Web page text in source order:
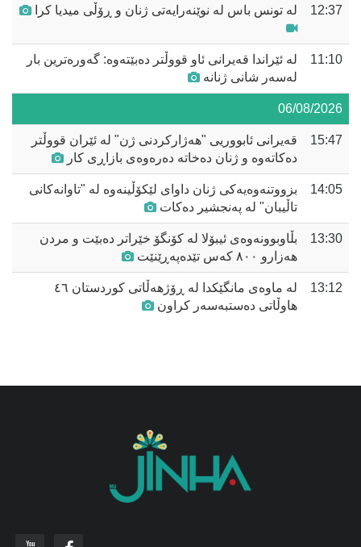
12:37 لە تونس باس لە نوێنەرایەتی ژنان و ڕۆڵی میدیا کرا
11:10
لە ئێراندا قەیرانی ئاو قووڵتر دەبێتەوە: گەورەترین بار
لەسەر شانی ژنانە
06/08/2026
15:47
قەیرانی ئابووریی "هەژارکردنی ژن" لە ئێران قووڵتر
دەکاتەوە و ژنان دەخاتە دەرەوەی بازاڕی کار
14:05
بزووتنەوەیەکی ژنان داوای لێکۆڵینەوە لە "تاوانەکانی
تاڵیبان" لە پەنجشیر دەکات
13:30
بڵاوبوونەوەی ئیبۆلا لە کۆنگۆ خێراتر دەبێت و مردن
هەزارو ٨٠٠ کەس تێدەپەڕێنێت
13:12
لە ماوەی مانگێکدا لە ڕۆژهەڵاتی کوردستان ٤٦
هاوڵاتی دەستبەسەر کراون